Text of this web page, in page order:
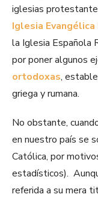
iglesias
Iglesia Evangélica
la Iglesia Española
por poner algunos
ortodoxas,
griega y rumana.
No obstante,
en nuestro país se
Católica, por
estadísticos).
referida a su mera